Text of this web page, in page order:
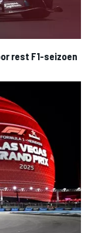
rest F1-seizoen